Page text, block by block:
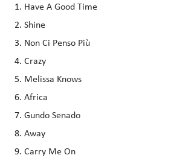
Have A Good Time
Shine
Non Ci Penso Più
Crazy
Melissa Knows
Africa
Gundo Senado
Away
Carry Me On